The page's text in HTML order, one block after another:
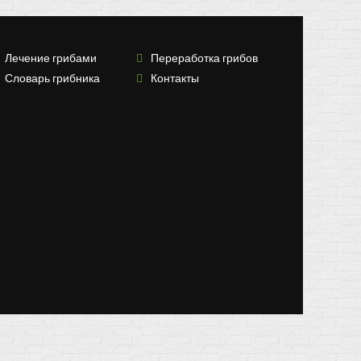
Лечение грибами
Словарь грибника
Переработка грибов
Контакты